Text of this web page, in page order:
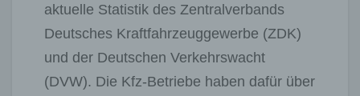
aktuelle Statistik des Zentralverbands
Deutsches Kraftfahrzeuggewerbe (ZDK)
und der Deutschen Verkehrswacht
(DVW). Die Kfz-Betriebe haben dafür über